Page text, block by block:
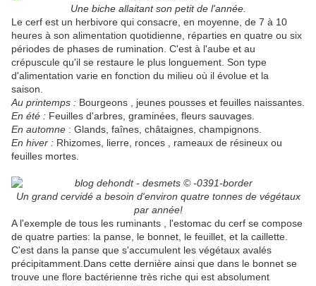
Une biche allaitant son petit de l'année.
Le cerf est un herbivore qui consacre, en moyenne, de 7 à 10
heures à son alimentation quotidienne, réparties en quatre ou six
périodes de phases de rumination. C'est à l'aube et au
crépuscule qu'il se restaure le plus longuement. Son type
d'alimentation varie en fonction du milieu où il évolue et la
saison.
Au printemps : Bourgeons , jeunes pousses et feuilles naissantes.
En été : Feuilles d'arbres, graminées, fleurs sauvages.
En automne : Glands, faînes, châtaignes, champignons.
En hiver : Rhizomes, lierre, ronces , rameaux de résineux ou
feuilles mortes.
Un grand cervidé a besoin d'environ quatre tonnes de végétaux
par année!
A l'exemple de tous les ruminants , l'estomac du cerf se compose
de quatre parties: la panse, le bonnet, le feuillet, et la caillette.
C'est dans la panse que s'accumulent les végétaux avalés
précipitamment.Dans cette dernière ainsi que dans le bonnet se
trouve une flore bactérienne très riche qui est absolument